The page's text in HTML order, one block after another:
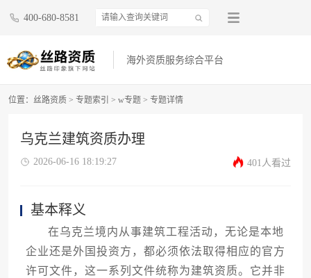
400-680-8581
海外资质服务综合平台
位置： 丝路资质 > 专题索引 > w专题 > 专题详情
乌克兰建筑资质办理
2026-06-16 18:19:27 401人看过
基本释义
在乌克兰境内从事建筑工程活动，无论是本地
企业还是外国投资方，都必须依法取得相应的官方
许可文件，这一系列文件统称为建筑资质。它并非